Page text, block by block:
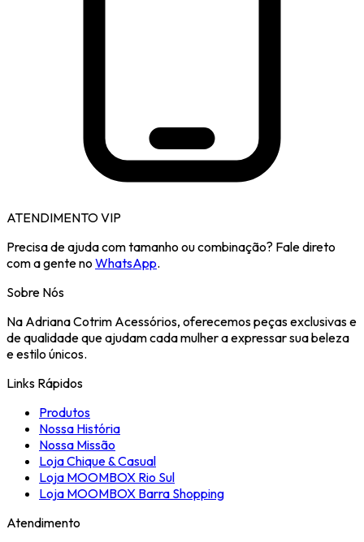
ATENDIMENTO VIP
Precisa de ajuda com tamanho ou combinação? Fale direto
com a gente no WhatsApp.
Sobre Nós
Na Adriana Cotrim Acessórios, oferecemos peças exclusivas e
de qualidade que ajudam cada mulher a expressar sua beleza
e estilo únicos.
Links Rápidos
Produtos
Nossa História
Nossa Missão
Loja Chique & Casual
Loja MOOMBOX Rio Sul
Loja MOOMBOX Barra Shopping
Atendimento